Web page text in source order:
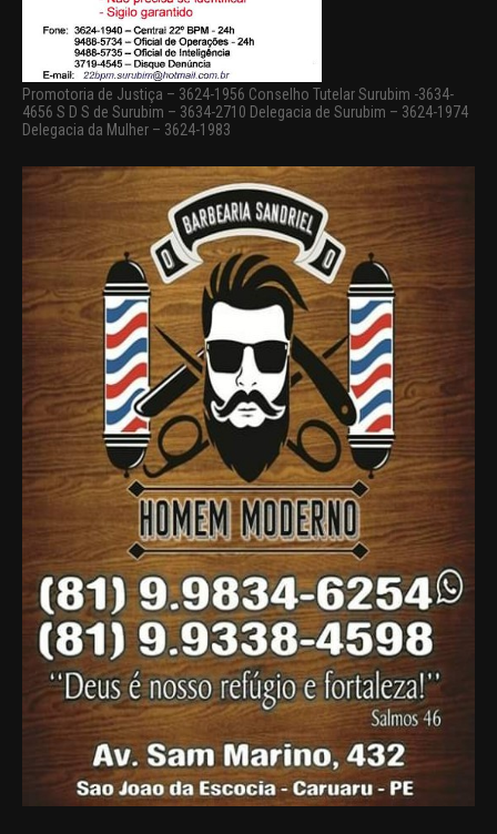
Promotoria de Justiça – 3624-1956 Conselho Tutelar Surubim -3634-
4656 S D S de Surubim – 3634-2710 Delegacia de Surubim – 3624-1974
Delegacia da Mulher – 3624-1983